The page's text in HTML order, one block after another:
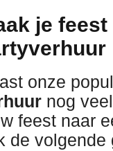
je
onze
nog
feest naar
de